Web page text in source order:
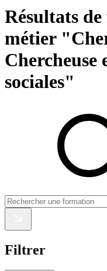
Résultats
métier
Chercheuse
sociales"
Filtrer